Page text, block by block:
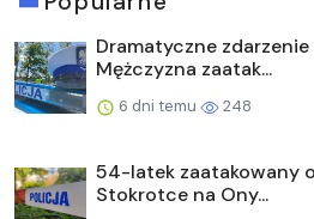
Dramatyczne
Mężczyzna zaatak...
6 dni temu 248
54-latek zaatakowany
Stokrotce na Ony...